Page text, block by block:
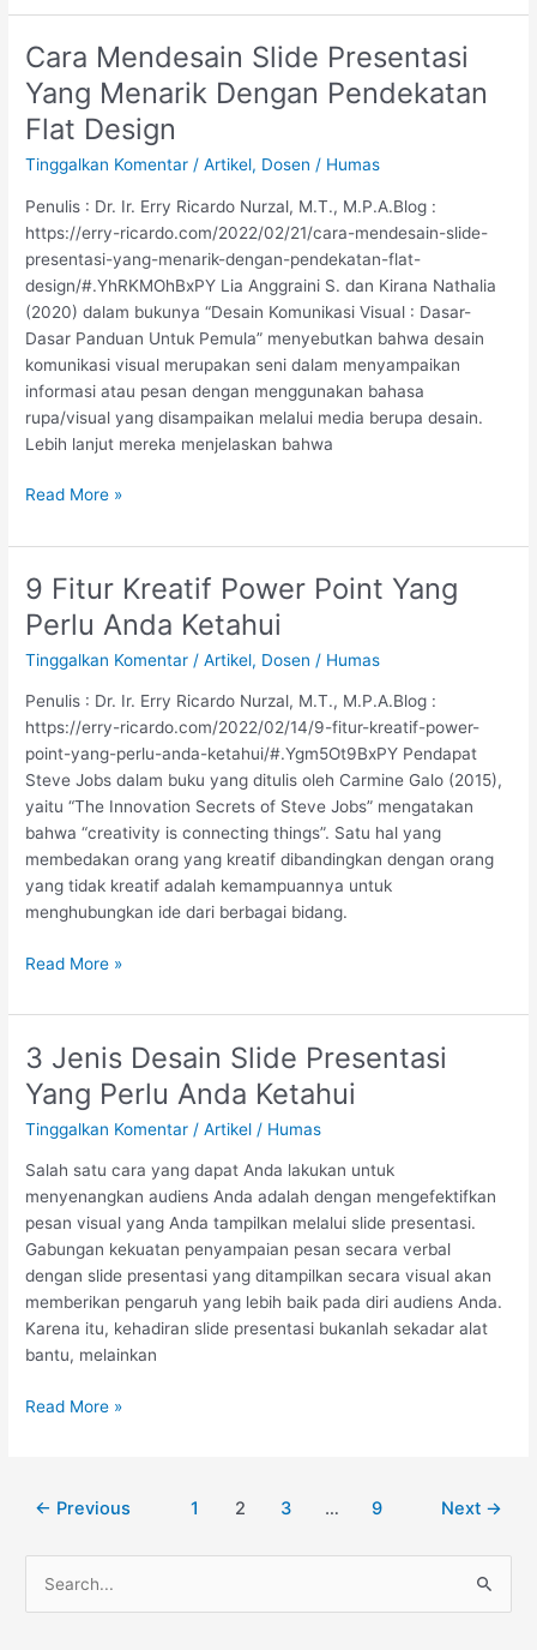
Cara Mendesain Slide Presentasi
Yang Menarik Dengan Pendekatan
Flat Design
Tinggalkan Komentar /Artikel, Dosen / Humas
Penulis : Dr. Ir. Erry Ricardo Nurzal, M.T., M.P.A.Blog :
https://erry-ricardo.com/2022/02/21/cara-mendesain-slide-
presentasi-yang-menarik-dengan-pendekatan-flat-
design/#.YhRKMOhBxPY Lia Anggraini S. dan Kirana Nathalia
(2020) dalam bukunya “Desain Komunikasi Visual : Dasar-
Dasar Panduan Untuk Pemula” menyebutkan bahwa desain
komunikasi visual merupakan seni dalam menyampaikan
informasi atau pesan dengan menggunakan bahasa
rupa/visual yang disampaikan melalui media berupa desain.
Lebih lanjut mereka menjelaskan bahwa
Cara
Mendesain
Slide
Presentasi
Yang
Dengan
Pendekatan
Flat
Design
Read More »
9 Fitur Kreatif Power Point Yang
Perlu Anda Ketahui
Tinggalkan Komentar /Artikel, Dosen / Humas
Penulis : Dr. Ir. Erry Ricardo Nurzal, M.T., M.P.A.Blog :
https://erry-ricardo.com/2022/02/14/9-fitur-kreatif-power-
point-yang-perlu-anda-ketahui/#.Ygm5Ot9BxPY Pendapat
Steve Jobs dalam buku yang ditulis oleh Carmine Galo (2015),
yaitu “The Innovation Secrets of Steve Jobs” mengatakan
bahwa “creativity is connecting things”. Satu hal yang
membedakan orang yang kreatif dibandingkan dengan orang
yang tidak kreatif adalah kemampuannya untuk
menghubungkan ide dari berbagai bidang.
9
Fitur
Kreatif
Power
Perlu
Anda
Read More »
3 Jenis Desain Slide Presentasi
Yang Perlu Anda Ketahui
Tinggalkan Komentar /Artikel / Humas
Salah satu cara yang dapat Anda lakukan untuk
menyenangkan audiens Anda adalah dengan mengefektifkan
pesan visual yang Anda tampilkan melalui slide presentasi.
Gabungan kekuatan penyampaian pesan secara verbal
dengan slide presentasi yang ditampilkan secara visual akan
memberikan pengaruh yang lebih baik pada diri audiens Anda.
Karena itu, kehadiran slide presentasi bukanlah sekadar alat
bantu, melainkan
3
Jenis
Desain
Slide
Perlu
Anda
Ketahui
Read More »
← Previous 1 2 3 … 9 Next →